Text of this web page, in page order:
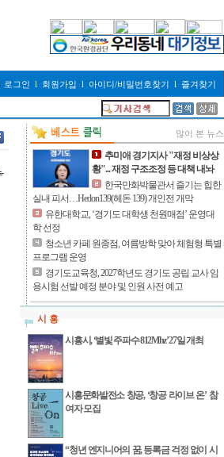
로그인 l 회원가입 l 아이디/비밀번호찾기 l 즐겨찾기
많이 본 뉴스
추미애 경기지사 "재정 비상상
황"... 재정 구조조정 등 대책 내놔
한국만화박물관서 즐기는 힙한
실내 피서…Hedon139(헤돈 139) 개인전 개막
유한대학교, ‘경기도 대학생 천원매점’ 운영대
학 선정
청소년 카페 원종점, 여름방학 맞아 체험형 특별
프로그램 운영
경기도교육청, 2027학년도 경기도 공립 교사 임
용시험 선발 예정 분야 및 인원 사전 예고
시 흥
시흥시, ‘별빛 주파수 812Mhz’ 27일 개최
시흥문화발전소 창공, ‘창공 라이브 온’ 참
여자 모집
“청년 엔지니어의 꿈, 등록금 걱정 없이 시